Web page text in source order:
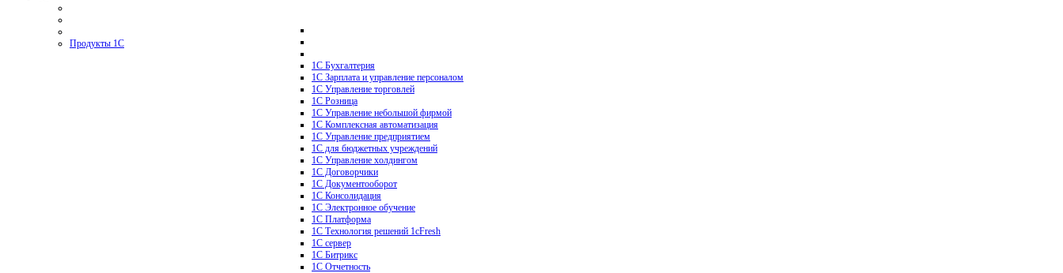
Продукты 1С
1С Бухгалтерия
1С Зарплата и управление персоналом
1С Управление торговлей
1C Розница
1С Управление небольшой фирмой
1С Комплексная автоматизация
1С Управление предприятием
1С для бюджетных учреждений
1С Управление холдингом
1С Договорчики
1С Документооборот
1С Консолидация
1С Электронное обучение
1С Платформа
1С Технология решений 1cFresh
1С сервер
1C Битрикс
1С Отчетность